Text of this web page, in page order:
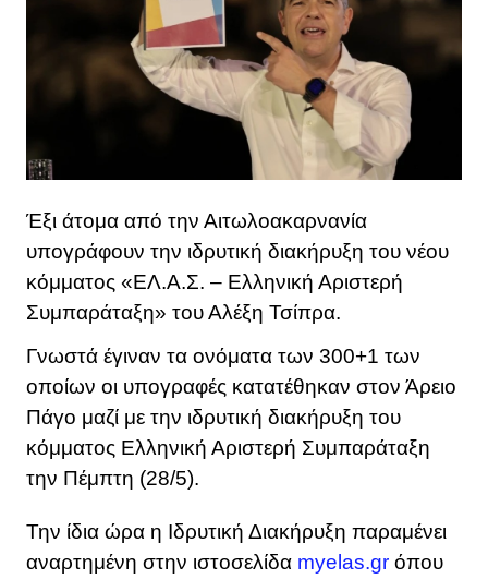
Έξι άτομα από την Αιτωλοακαρνανία
υπογράφουν την ιδρυτική διακήρυξη του νέου
κόμματος «ΕΛ.Α.Σ. – Ελληνική Αριστερή
Συμπαράταξη» του Αλέξη Τσίπρα.
Γνωστά έγιναν τα ονόματα των 300+1 των
οποίων οι υπογραφές κατατέθηκαν στον Άρειο
Πάγο μαζί με την ιδρυτική διακήρυξη του
κόμματος Ελληνική Αριστερή Συμπαράταξη
την Πέμπτη (28/5).
Την ίδια ώρα η Ιδρυτική Διακήρυξη παραμένει
αναρτημένη στην ιστοσελίδα myelas.gr όπου